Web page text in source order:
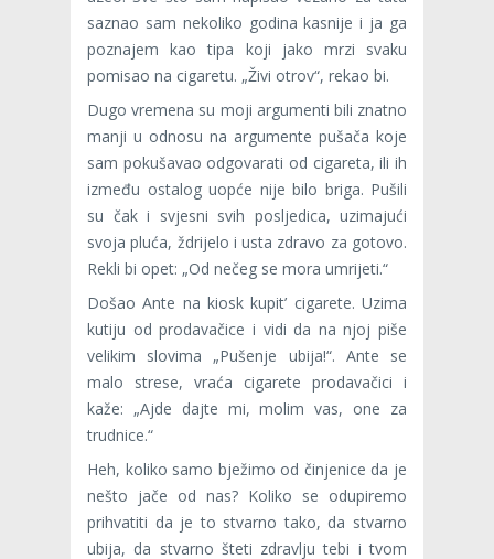
saznao sam nekoliko godina kasnije i ja ga
poznajem kao tipa koji jako mrzi svaku
pomisao na cigaretu. „Živi otrov“, rekao bi.
Dugo vremena su moji argumenti bili znatno
manji u odnosu na argumente pušača koje
sam pokušavao odgovarati od cigareta, ili ih
između ostalog uopće nije bilo briga. Pušili
su čak i svjesni svih posljedica, uzimajući
svoja pluća, ždrijelo i usta zdravo za gotovo.
Rekli bi opet: „Od nečeg se mora umrijeti.“
Došao Ante na kiosk kupit’ cigarete. Uzima
kutiju od prodavačice i vidi da na njoj piše
velikim slovima „Pušenje ubija!“. Ante se
malo strese, vraća cigarete prodavačici i
kaže: „Ajde dajte mi, molim vas, one za
trudnice.“
Heh, koliko samo bježimo od činjenice da je
nešto jače od nas? Koliko se odupiremo
prihvatiti da je to stvarno tako, da stvarno
ubija, da stvarno šteti zdravlju tebi i tvom